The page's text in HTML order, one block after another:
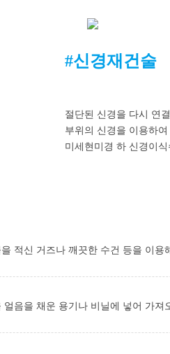
#신경재건술
절단된 신경을 다시 연
부위의 신경을 이용하여
미세현미경 하 신경이
적신 거즈나 깨끗한 수건 등을 이
음을 채운 용기나 비닐에 넣어 가